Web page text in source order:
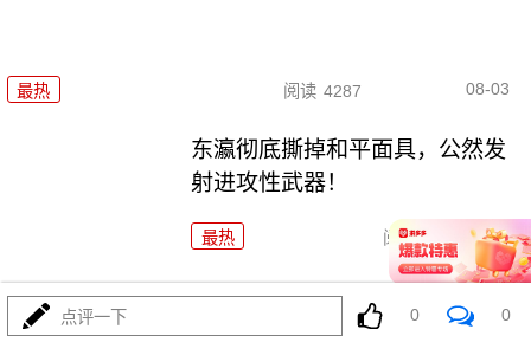
最热 阅读 4287 08-03
东瀛彻底撕掉和平面具，公然发
射进攻性武器！
最热 阅读 11121
海锁波斯还不够，特朗普又生毒计，陆地也要封
点评一下 0 0